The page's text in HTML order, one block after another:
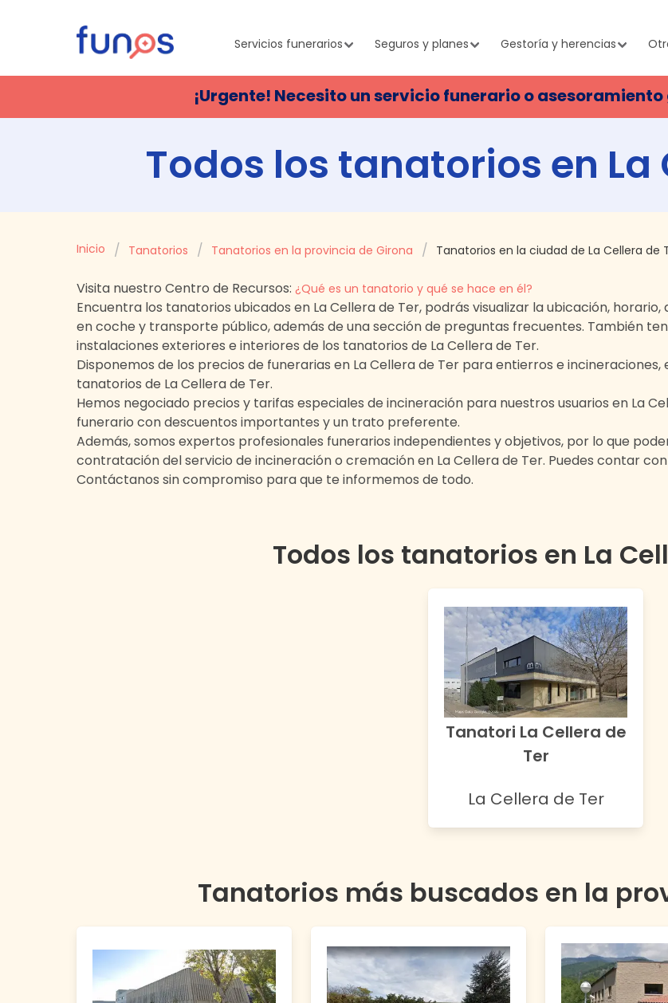
Servicios funerarios Seguros y planes Gestoría y herencias
¡Urgente! Necesito un servicio funerario o
Todos los tanatorios en La
Inicio Tanatorios Tanatorios en la provincia de Girona Tanatorios en la ciudad de La Cellera de
Visita nuestro Centro de Recursos: ¿Qué es un tanatorio y qué se hace en él?
Encuentra los tanatorios ubicados en La Cellera de Ter, podrás visualizar la ubicación,
en coche y transporte público, además de una sección de preguntas frecuentes. También
instalaciones exteriores e interiores de los tanatorios de La Cellera de Ter.
Disponemos de los precios de funerarias en La Cellera de Ter para entierros e
tanatorios de La Cellera de Ter.
Hemos negociado precios y tarifas especiales de incineración para nuestros usuarios en La
funerario con descuentos importantes y un trato preferente.
Además, somos expertos profesionales funerarios independientes y objetivos, por lo que
contratación del servicio de incineración o cremación en La Cellera de Ter. Puedes contar
Contáctanos sin compromiso para que te informemos de todo.
Todos los tanatorios en La
Tanatori La Cellera de
Ter
La Cellera de Ter
Tanatorios más buscados en la